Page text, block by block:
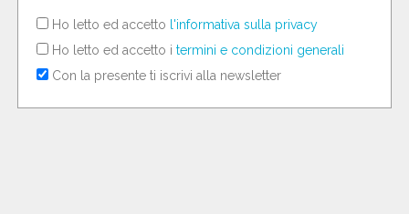
Ho letto ed accetto
l'informativa sulla privacy
Ho letto ed accetto i termini e condizioni generali
Con la presente ti iscrivi alla newsletter